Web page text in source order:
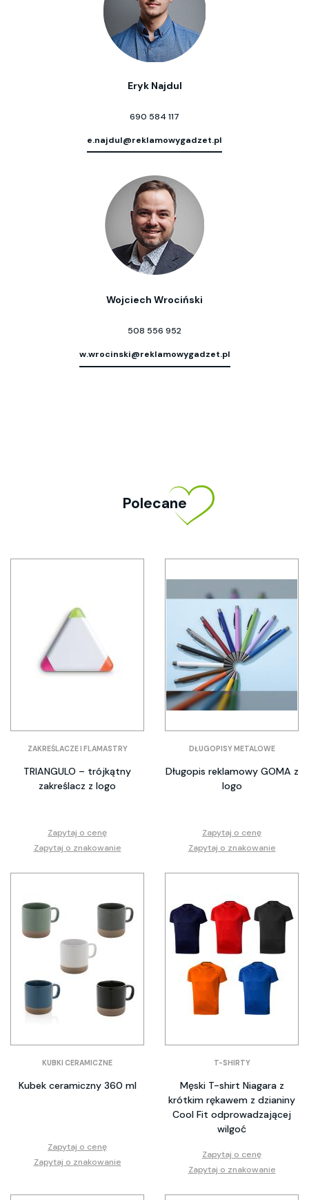
Eryk Najdul
690 584 117
e.najdul@reklamowygadzet.pl
Wojciech Wrociński
508 556 952
w.wrocinski@reklamowygadzet.pl
Polecane
ZAKREŚLACZE I FLAMASTRY
TRIANGULO – trójkątny
zakreślacz z logo
Zapytaj o cenę
Zapytaj o znakowanie
DŁUGOPISY METALOWE
Długopis reklamowy GOMA z
logo
Zapytaj o cenę
Zapytaj o znakowanie
KUBKI CERAMICZNE
Kubek ceramiczny 360 ml
Zapytaj o cenę
Zapytaj o znakowanie
T-SHIRTY
Męski T-shirt Niagara z
krótkim rękawem z dzianiny
Cool Fit odprowadzającej
wilgoć
Zapytaj o cenę
Zapytaj o znakowanie